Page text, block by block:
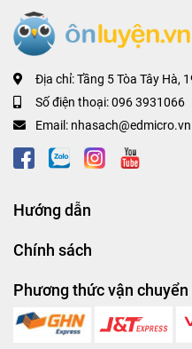
Địa chỉ:Tầng 5 Tòa Tây Hà,
Số điện thoại:096 3931066
Email: nhasach@edmicro.vn
Hướng dẫn
Chính sách
Phương thức vận chuyển